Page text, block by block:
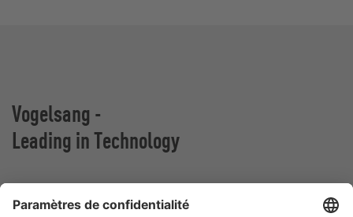
Vogelsang -
Leading in Technology